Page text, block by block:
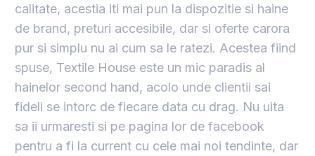
calitate, acestia iti mai pun la dispozitie si haine
de brand, preturi accesibile, dar si oferte carora
pur si simplu nu ai cum sa le ratezi. Acestea fiind
spuse, Textile House este un mic paradis al
hainelor second hand, acolo unde clientii sai
fideli se intorc de fiecare data cu drag. Nu uita
sa ii urmaresti si pe pagina lor de facebook
pentru a fi la current cu cele mai noi tendinte, dar